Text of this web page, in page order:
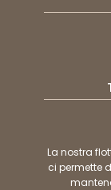
La nostra
ci permette